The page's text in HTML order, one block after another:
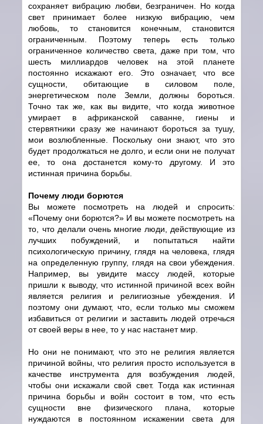
сохраняет вибрацию любви, безграничен. Но когда
свет принимает более низкую вибрацию, чем
любовь, то становится конечным, становится
ограниченным. Поэтому теперь есть только
ограниченное количество света, даже при том, что
шесть миллиардов человек на этой планете
постоянно искажают его. Это означает, что все
сущности, обитающие в силовом поле,
энергетическом поле Земли, должны бороться.
Точно так же, как вы видите, что когда животное
умирает в африканской саванне, гиены и
стервятники сразу же начинают бороться за тушу,
мои возлюбленные. Поскольку они знают, что это
будет продолжаться не долго, и если они не получат
ее, то она достанется кому-то другому. И это
истинная причина борьбы.
Почему люди борются
Вы можете посмотреть на людей и спросить:
«Почему они борются?» И вы можете посмотреть на
то, что делали очень многие люди, действующие из
лучших побуждений, и попытаться найти
психологическую причину, глядя на человека, глядя
на определенную группу, глядя на свои убеждения.
Например, вы увидите массу людей, которые
пришли к выводу, что истинной причиной всех войн
является религия и религиозные убеждения. И
поэтому они думают, что, если только мы сможем
избавиться от религии и заставить людей отречься
от своей веры в нее, то у нас настанет мир.
Но они не понимают, что это не религия является
причиной войны, что религия просто используется в
качестве инструмента для возбуждения людей,
чтобы они искажали свой свет. Тогда как истинная
причина борьбы и войн состоит в том, что есть
сущности вне физического плана, которые
нуждаются в постоянном искажении света для